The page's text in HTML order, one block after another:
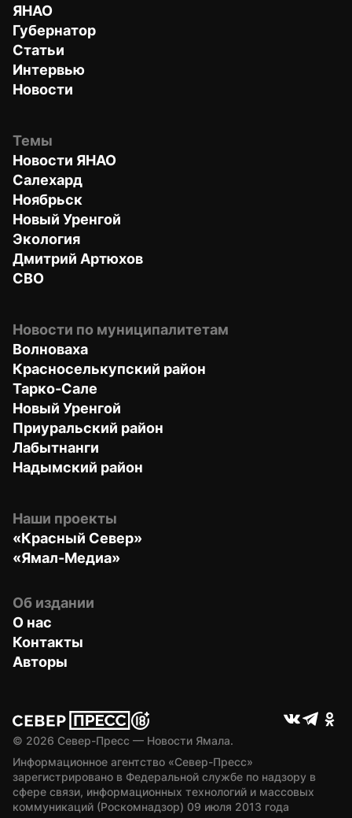
ЯНАО
Губернатор
Статьи
Интервью
Новости
Темы
Новости ЯНАО
Салехард
Ноябрьск
Новый Уренгой
Экология
Дмитрий Артюхов
СВО
Новости по муниципалитетам
Волноваха
Красноселькупский район
Тарко-Сале
Новый Уренгой
Приуральский район
Лабытнанги
Надымский район
Наши проекты
«Красный Север»
«Ямал-Медиа»
Об издании
О нас
Контакты
Авторы
© 2026 Север-Пресс — Новости Ямала.
Информационное агентство «Север-Пресс»
зарегистрировано в Федеральной службе по надзору в
сфере связи, информационных технологий и массовых
коммуникаций (Роскомнадзор) 09 июля 2013 года